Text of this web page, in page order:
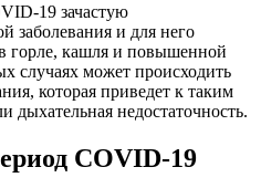
19 зачастую
заболевания и для него
горле, кашля и повышенной
случаях может происходить
которая приведет к таким
недостаточность.
COVID-19